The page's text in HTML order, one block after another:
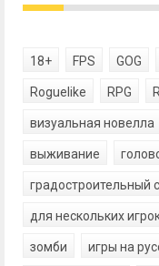
18+ FPS GOG
Roguelike RPG
визуальная новелла
выживание
градостроительный
для нескольких
зомби игры на